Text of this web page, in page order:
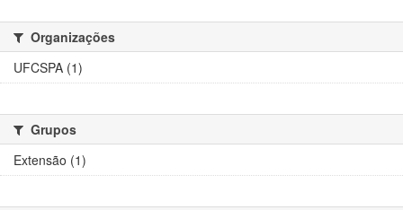
Organizações
UFCSPA (1)
Grupos
Extensão (1)